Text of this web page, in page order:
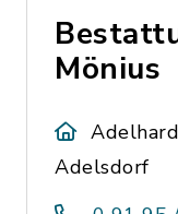
Mönius
Adelsdorf